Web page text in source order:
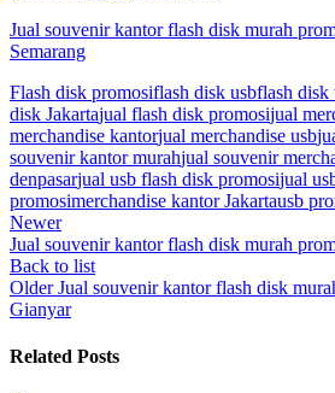
Jual souvenir kantor flash disk murah
Semarang
Flash disk promosiflash disk usbflash disk
disk Jakartajual flash disk promosijual
merchandise kantorjual merchandise usb
souvenir kantor murahjual souvenir
denpasarjual usb flash disk promosijual
promosimerchandise kantor Jakartausb
Newer
Jual souvenir kantor flash disk murah
Back to list
Older Jual souvenir kantor flash disk
Gianyar
Related Posts